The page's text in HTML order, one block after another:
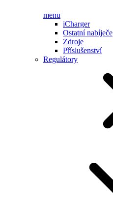
menu
iCharger
Ostatní nabíječe
Zdroje
Příslušenství
Regulátory